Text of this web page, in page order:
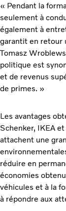
« Pendant la
seulement à
également à
garantit en retour
Tomasz
politique est
et de revenus
de primes. »
Les avantages
Schenker, IKEA
attachent une
réduire en
économies
véhicules et à la
à répondre aux